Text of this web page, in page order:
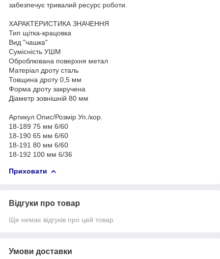
забезпечує тривалий ресурс роботи.
ХАРАКТЕРИСТИКА ЗНАЧЕННЯ
Тип щітка-крацовка
Вид "чашка"
Сумісність УШМ
Оброблювана поверхня метал
Матеріал дроту сталь
Товщина дроту 0,5 мм
Форма дроту закручена
Діаметр зовнішній 80 мм
Артикул Опис/Розмір Уп./кор.
18-189 75 мм 6/60
18-190 65 мм 6/60
18-191 80 мм 6/60
18-192 100 мм 6/36
Приховати
Відгуки про товар
Ще немає відгуків про цей товар
Умови доставки